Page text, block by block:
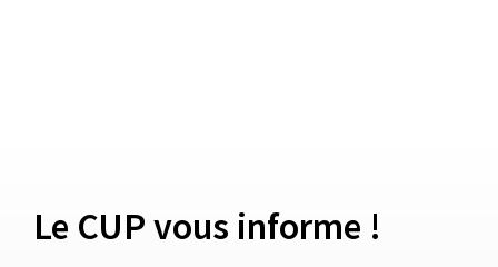
Le CUP vous informe !